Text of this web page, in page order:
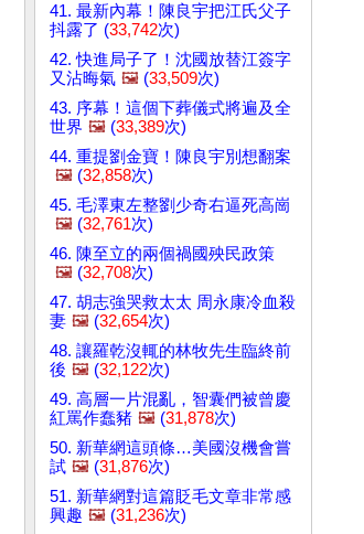
41. 最新內幕！陳良宇把江氏父子
抖露了 (33,742次)
42. 快進局子了！沈國放替江簽字
又沾晦氣 🖼️ (33,509次)
43. 序幕！這個下葬儀式將遍及全
世界 🖼️ (33,389次)
44. 重提劉金寶！陳良宇別想翻案
🖼️ (32,858次)
45. 毛澤東左整劉少奇右逼死高崗
🖼️ (32,761次)
46. 陳至立的兩個禍國殃民政策
🖼️ (32,708次)
47. 胡志強哭救太太 周永康冷血殺
妻 🖼️ (32,654次)
48. 讓羅乾沒輒的林牧先生臨終前
後 🖼️ (32,122次)
49. 高層一片混亂，智囊們被曾慶
紅罵作蠢豬 🖼️ (31,878次)
50. 新華網這頭條…美國沒機會嘗
試 🖼️ (31,876次)
51. 新華網對這篇貶毛文章非常感
興趣 🖼️ (31,236次)